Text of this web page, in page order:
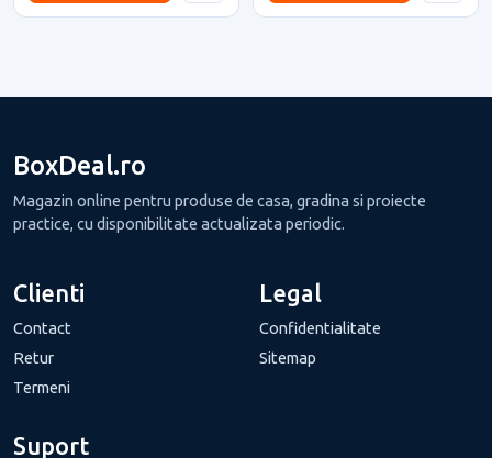
BoxDeal.ro
Magazin online pentru produse de casa, gradina si proiecte
practice, cu disponibilitate actualizata periodic.
Clienti
Contact
Retur
Termeni
Legal
Confidentialitate
Sitemap
Suport